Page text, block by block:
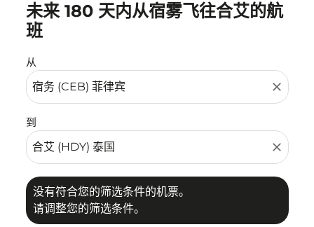
未来 180 天内从宿雾飞往合艾的航
班
从
close
到
close
没有符合您的筛选条件的机票。
请调整您的筛选条件。
没有符合您的筛选条件的机票。请调整您的筛选条件。